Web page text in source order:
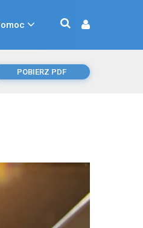
POBIERZ PDF